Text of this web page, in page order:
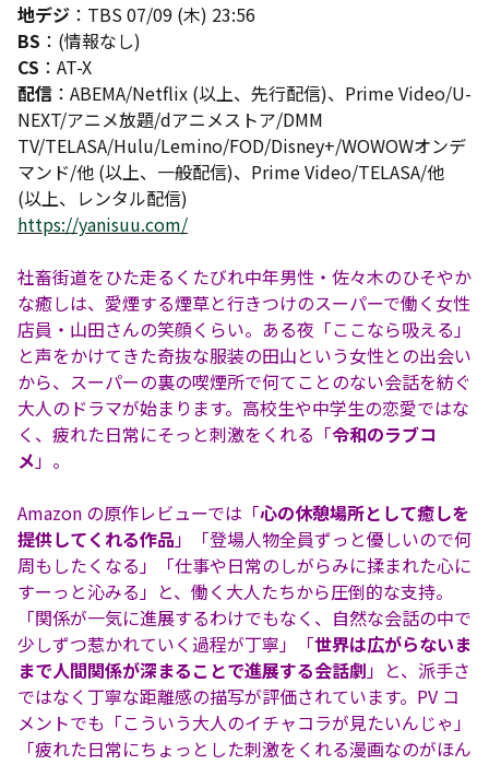
地デジ ：TBS 07/09 (木) 23:56
BS ：(情報なし)
CS ：AT-X
配信 ：ABEMA/Netflix (以上、先行配信)、Prime Video/U-
NEXT/アニメ放題/dアニメストア/DMM
TV/TELASA/Hulu/Lemino/FOD/Disney+/WOWOWオンデ
マンド/他 (以上、一般配信)、Prime Video/TELASA/他
(以上、レンタル配信)
https://yanisuu.com/
社畜街道をひた走るくたびれ中年男性・佐々木のひそやか
な癒しは、愛煙する煙草と行きつけのスーパーで働く女性
店員・山田さんの笑顔くらい。ある夜「ここなら吸える」
と声をかけてきた奇抜な服装の田山という女性との出会い
から、スーパーの裏の喫煙所で何てことのない会話を紡ぐ
大人のドラマが始まります。高校生や中学生の恋愛ではな
く、疲れた日常にそっと刺激をくれる「令和のラブコ
メ」。
Amazon の原作レビューでは「心の休憩場所として癒しを
提供してくれる作品」「登場人物全員ずっと優しいので何
周もしたくなる」「仕事や日常のしがらみに揉まれた心に
すーっと沁みる」と、働く大人たちから圧倒的な支持。
「関係が一気に進展するわけでもなく、自然な会話の中で
少しずつ惹かれていく過程が丁寧」「世界は広がらないま
まで人間関係が深まることで進展する会話劇」と、派手さ
ではなく丁寧な距離感の描写が評価されています。PV コ
メントでも「こういう大人のイチャコラが見たいんじゃ」
「疲れた日常にちょっとした刺激をくれる漫画なのがほん